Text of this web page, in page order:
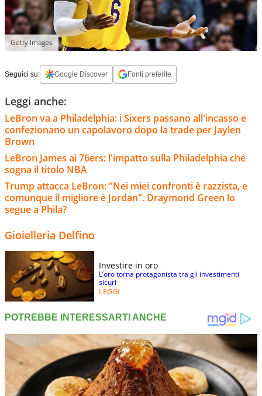
Getty Images
Seguici su: Google Discover Fonti preferite
Leggi anche:
LeBron va a Philadelphia: i Sixers passano all'incasso e
confezionano un capolavoro dopo la trade per Jaylen
Brown
LeBron James ai 76ers: l'impatto sulla Philadelphia che
sogna il titolo NBA
Trump attacca LeBron: "Nei miei confronti è razzista, e
comunque il migliore è Jordan". Draymond Green lo
segue a Phila?
Gioielleria Delfino
Investire in oro
L’oro torna protagonista tra gli investimenti
sicuri
LEGGI